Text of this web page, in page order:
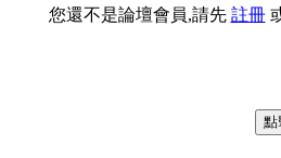
您還不是論壇會員,請先 註冊